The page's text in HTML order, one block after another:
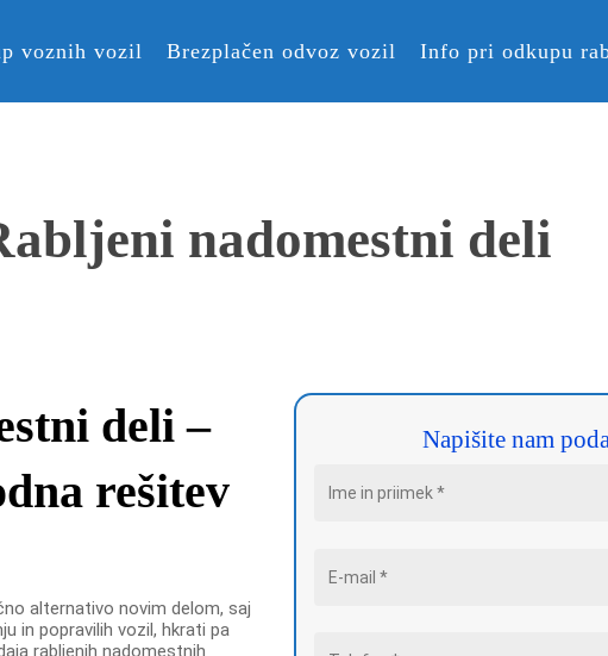
voznih vozil Brezplačen odvoz vozil Info pri odkupu
nadomestni deli
deli –
rešitev
alternativo novim delom, saj
in popravilih vozil, hkrati pa
rabljenih nadomestnih
Napišite nam